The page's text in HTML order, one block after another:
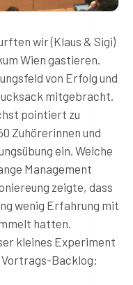
wir (Klaus & Sigi)
Wien gastieren.
von Erfolg und
mitgebracht.
pointiert zu
Zuhörerinnen und
ein. Welche
Management
zeigte, dass
wenig Erfahrung mit
hatten.
kleines Experiment
Backlog: